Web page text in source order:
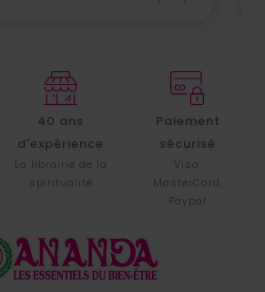
40 ans
d'expérience
La librairie de la
spiritualité
Paiement
sécurisé
Visa,
MasterCard,
Paypal